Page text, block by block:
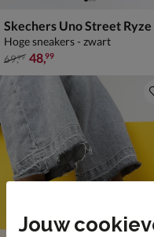
Skechers Uno Street Ryze
Hoge sneakers - zwart
van € 69,99 voor € 48,99
69,99 48,99
Jouw